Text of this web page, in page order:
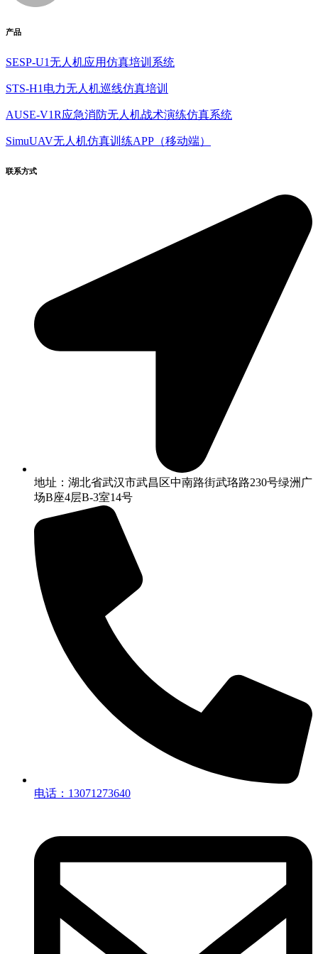
产品
SESP-U1无人机应用仿真培训系统
STS-H1电力无人机巡线仿真培训
AUSE-V1R应急消防无人机战术演练仿真系统
SimuUAV无人机仿真训练APP（移动端）
联系方式
地址：湖北省武汉市武昌区中南路街武珞路230号绿洲广
场B座4层B-3室14号
电话：13071273640